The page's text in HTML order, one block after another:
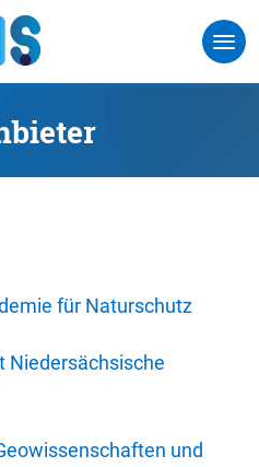
für Naturschutz
Niedersächsische
und